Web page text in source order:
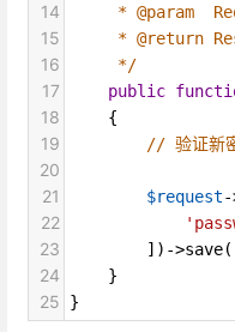
14 * @param
15 * @return
16 */
17 public
18
    {
19 // 验证新
20
21
$request-
22
23
        ])
->save
24
    }
25 }